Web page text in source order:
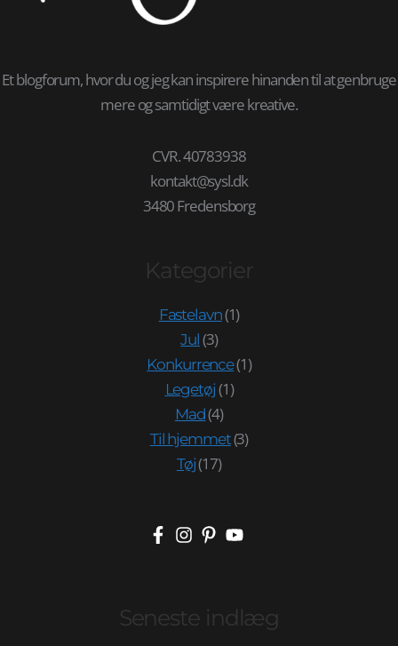
Et blogforum, hvor du og jeg kan inspirere hinanden til at genbruge
mere og samtidigt være kreative.
CVR. 40783938
kontakt@sysl.dk
3480 Fredensborg
Kategorier
Fastelavn(1)
Jul (3)
Konkurrence(1)
Legetøj (1)
Mad(4)
Til hjemmet(3)
Tøj(17)
Seneste indlæg